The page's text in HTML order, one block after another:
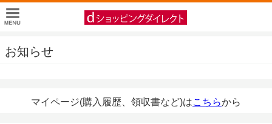
お知らせ
マイページ(購入履歴、領収書など)はこちらから